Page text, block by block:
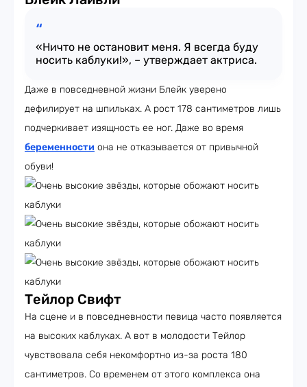
«Ничто не остановит меня. Я всегда буду
носить каблуки!», – утверждает актриса.
Даже в повседневной жизни Блейк уверено
дефилирует на шпильках. А рост 178 сантиметров лишь
подчеркивает изящность ее ног. Даже во время
беременности она не отказывается от привычной
обуви!
Тейлор Свифт
На сцене и в повседневности певица часто появляется
на высоких каблуках. А вот в молодости Тейлор
чувствовала себя некомфортно из-за роста 180
сантиметров. Со временем от этого комплекса она